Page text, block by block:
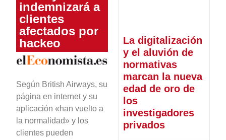
indemnizará a
clientes
afectados por
hackeo
Según British Airways, su
página en internet y su
aplicación «han vuelto a
la normalidad» y los
clientes pueden
La digitalización
y el aluvión de
normativas
marcan la nueva
edad de oro de
los
investigadores
privados